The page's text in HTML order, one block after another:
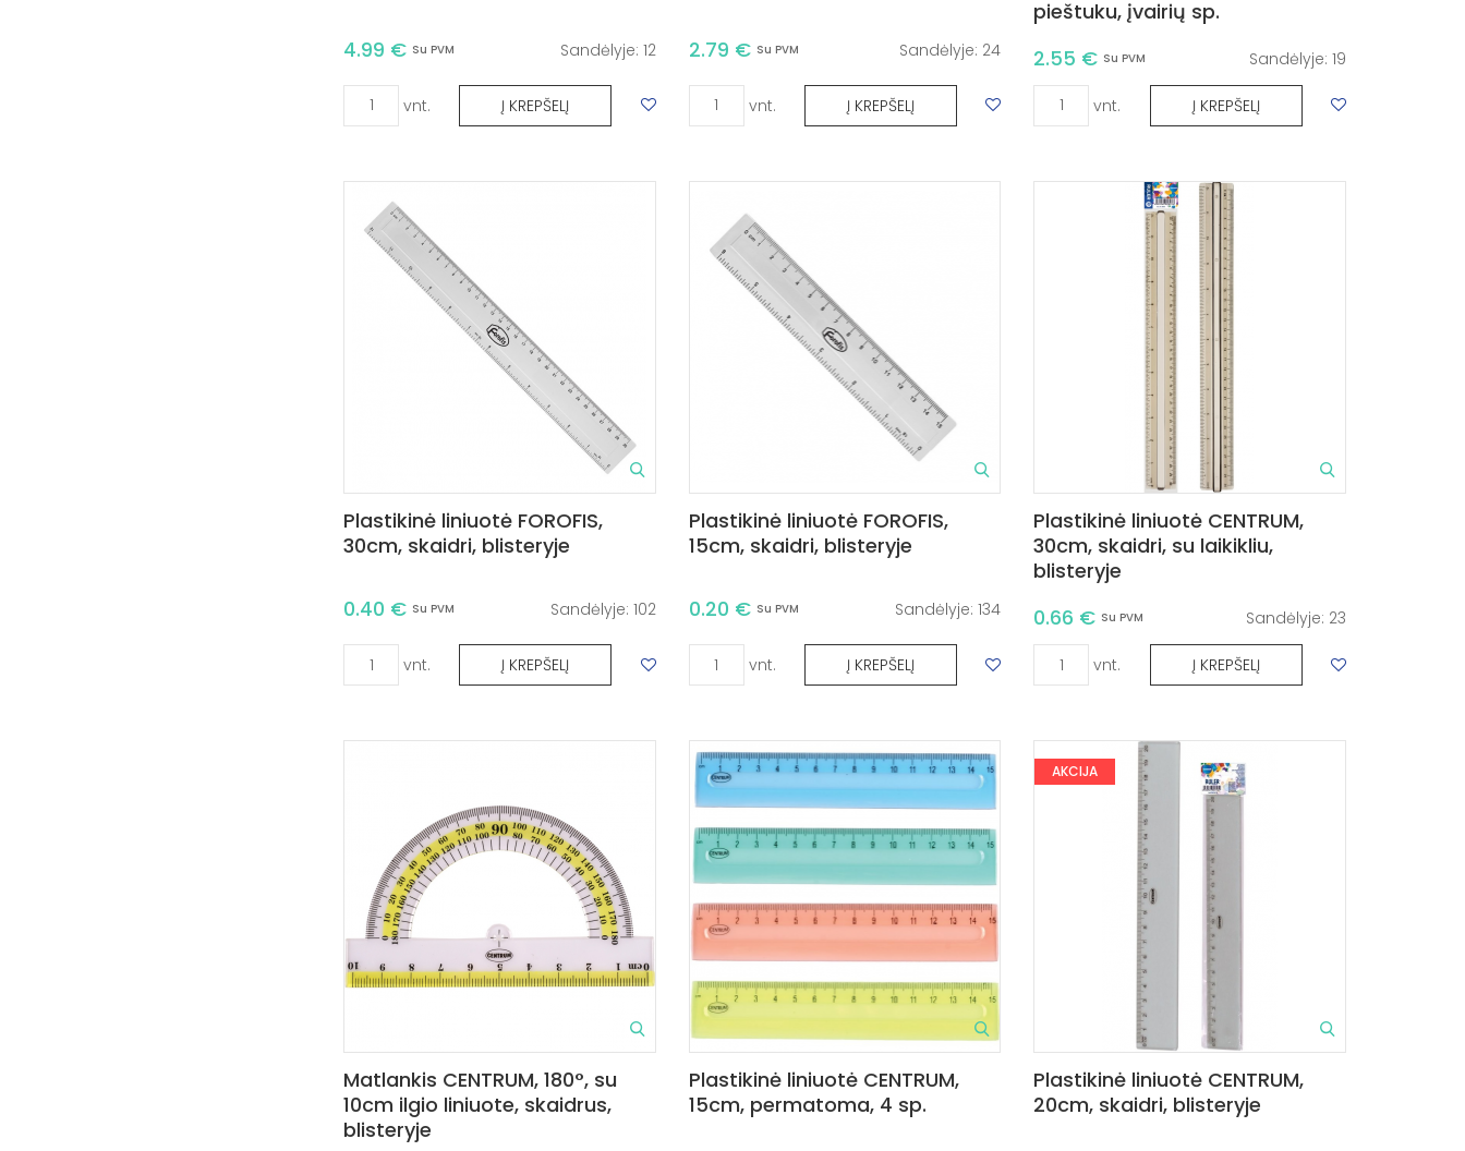
4.99 € Su PVM Sandėlyje: 12
vnt. Į KREPŠELĮ
2.79 € Su PVM Sandėlyje: 24
vnt. Į KREPŠELĮ
pieštuku, įvairių sp.
2.55 € Su PVM Sandėlyje: 19
vnt. Į KREPŠELĮ
Plastikinė liniuotė FOROFIS,
30cm, skaidri, blisteryje
0.40 € Su PVM Sandėlyje: 102
vnt. Į KREPŠELĮ
Plastikinė liniuotė FOROFIS,
15cm, skaidri, blisteryje
0.20 € Su PVM Sandėlyje:134
vnt. Į KREPŠELĮ
Plastikinė liniuotė CENTRUM,
30cm, skaidri, su laikikliu,
blisteryje
0.66 € Su PVM Sandėlyje: 23
vnt. Į KREPŠELĮ
Matlankis CENTRUM, 180°, su
10cm ilgio liniuote, skaidrus,
blisteryje
Plastikinė liniuotė CENTRUM,
15cm, permatoma, 4 sp.
AKCIJA
Plastikinė liniuotė CENTRUM,
20cm, skaidri, blisteryje